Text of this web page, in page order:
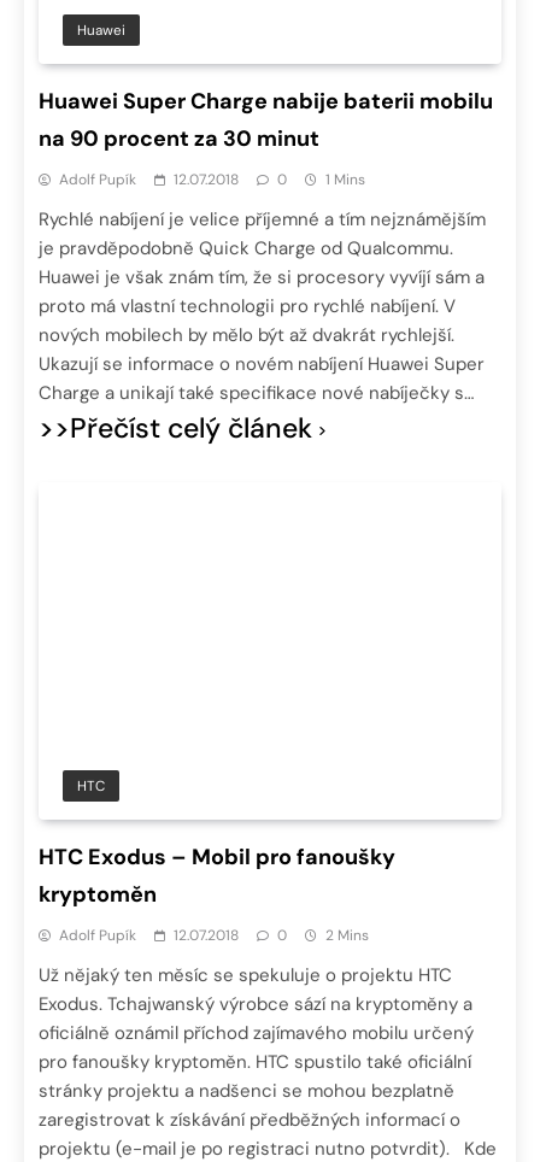
Huawei
Huawei Super Charge nabije baterii mobilu
na 90 procent za 30 minut
Adolf Pupík 12.07.2018 0 1 Mins
Rychlé nabíjení je velice příjemné a tím nejznámějším
je pravděpodobně Quick Charge od Qualcommu.
Huawei je však znám tím, že si procesory vyvíjí sám a
proto má vlastní technologii pro rychlé nabíjení. V
nových mobilech by mělo být až dvakrát rychlejší.
Ukazují se informace o novém nabíjení Huawei Super
Charge a unikají také specifikace nové nabíječky s…
>>Přečíst celý článek
HTC
HTC Exodus – Mobil pro fanoušky
kryptoměn
Adolf Pupík 12.07.2018 0 2 Mins
Už nějaký ten měsíc se spekuluje o projektu HTC
Exodus. Tchajwanský výrobce sází na kryptoměny a
oficiálně oznámil příchod zajímavého mobilu určený
pro fanoušky kryptoměn. HTC spustilo také oficiální
stránky projektu a nadšenci se mohou bezplatně
zaregistrovat k získávání předběžných informací o
projektu (e-mail je po registraci nutno potvrdit). Kde